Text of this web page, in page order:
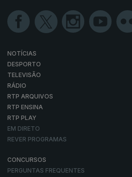
NOTÍCIAS
DESPORTO
TELEVISÃO
RÁDIO
RTP ARQUIVOS
RTP ENSINA
RTP PLAY
EM DIRETO
REVER PROGRAMAS
CONCURSOS
PERGUNTAS FREQUENTES